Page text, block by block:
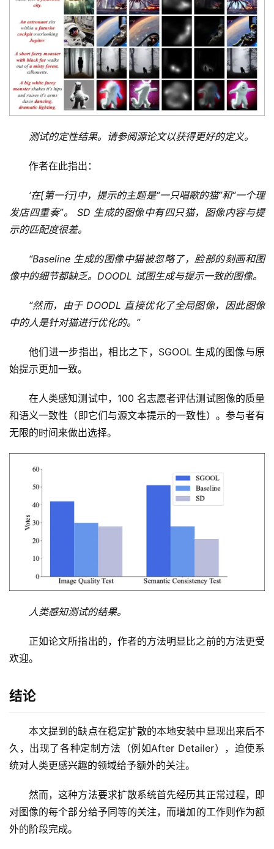
测试的定性结果。请参阅源论文以获得更好的定义。
作者在此指出：
‘在[第一行]中，提示的主题是“一只唱歌的猫”和“一个理
发店四重奏”。 SD 生成的图像中有四只猫，图像内容与提
示的匹配度很差。
“Baseline 生成的图像中猫被忽略了，脸部的刻画和图
像中的细节都缺乏。DOODL 试图生成与提示一致的图像。
“然而，由于 DOODL 直接优化了全局图像，因此图像
中的人是针对猫进行优化的。”
他们进一步指出，相比之下，SGOOL 生成的图像与原
始提示更加一致。
在人类感知测试中，100 名志愿者评估测试图像的质量
和语义一致性（即它们与源文本提示的一致性）。参与者有
无限的时间来做出选择。
人类感知测试的结果。
正如论文所指出的，作者的方法明显比之前的方法更受
欢迎。
结论
本文提到的缺点在稳定扩散的本地安装中显现出来后不
久，出现了各种定制方法（例如After Detailer），迫使系
统对人类更感兴趣的领域给予额外的关注。
然而，这种方法要求扩散系统首先经历其正常过程，即
对图像的每个部分给予同等的关注，而增加的工作则作为额
外的阶段完成。